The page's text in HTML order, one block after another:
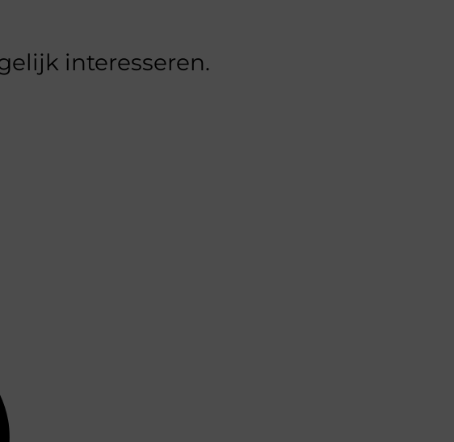
interesseren.